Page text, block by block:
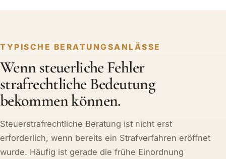
TYPISCHE BERATUNGSANLÄSSE
Wenn steuerliche Fehler
strafrechtliche Bedeutung
bekommen können.
Steuerstrafrechtliche Beratung ist nicht erst
erforderlich, wenn bereits ein Strafverfahren eröffnet
wurde. Häufig ist gerade die frühe Einordnung